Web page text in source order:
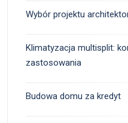
Wybór projektu
Klimatyzacja multisplit:
zastosowania
Budowa domu za kredyt